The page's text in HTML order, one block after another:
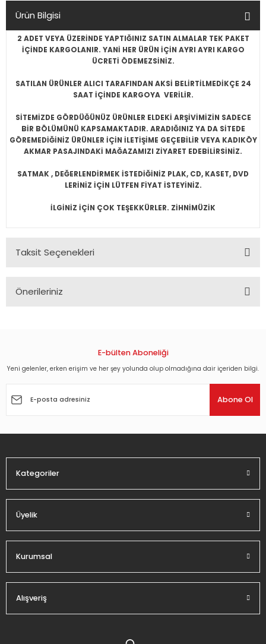
Ürün Bilgisi
2 ADET VEYA ÜZERİNDE YAPTIĞINIZ SATIN ALMALAR TEK PAKET
İÇİNDE KARGOLANIR. YANİ HER ÜRÜN İÇİN AYRI AYRI KARGO
ÜCRETİ ÖDEMEZSİNİZ.
SATILAN ÜRÜNLER ALICI TARAFINDAN AKSİ BELİRTİLMEDİKÇE 24
SAAT İÇİNDE KARGOYA VERİLİR.
SİTEMİZDE GÖRDÜĞÜNÜZ ÜRÜNLER ELDEKİ ARŞİVİMİZİN SADECE
BİR BÖLÜMÜNÜ KAPSAMAKTADIR. ARADIĞINIZ YA DA SİTEDE
GÖREMEDİĞİNİZ ÜRÜNLER İÇİN İLETİŞİME GEÇEBİLİR VEYA KADIKÖY
AKMAR PASAJINDAKİ MAĞAZAMIZI ZİYARET EDEBİLİRSİNİZ.
SATMAK , DEĞERLENDİRMEK İSTEDİĞİNİZ PLAK, CD, KASET, DVD
LERİNİZ İÇİN LÜTFEN FİYAT İSTEYİNİZ.
İLGİNİZ İÇİN ÇOK TEŞEKKÜRLER. ZİHNİMÜZİK
Taksit Seçenekleri
Önerileriniz
Görüş ve önerileriniz için teşekkür ederiz.
Ürün açıklamasında eksik bilgiler bulunuyor.
E-bülten Aboneliği
Yeni gelenler, erken erişim ve her şey yolunda olup olmadığına dair içeriden bilgi.
Abone Ol
Kategoriler
Üyelik
Kurumsal
Alışveriş